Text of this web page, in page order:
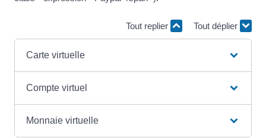
Tout replier Tout déplier
Carte virtuelle
Compte virtuel
Monnaie virtuelle